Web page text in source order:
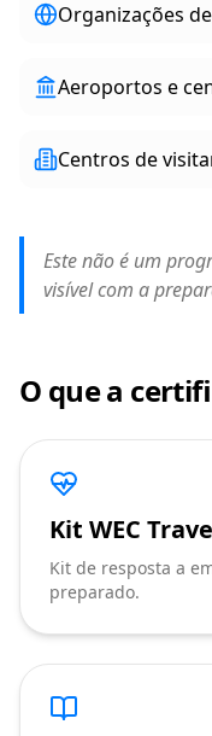
Organizações
Aeroportos e
Centros de
Este não é um
visível com a
O que a
Kit WEC
Kit de resposta a
preparado.